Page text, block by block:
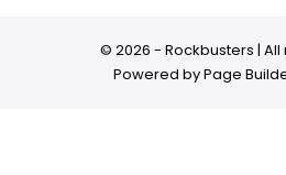
© 2026 - Rockbusters |
Powered byPage